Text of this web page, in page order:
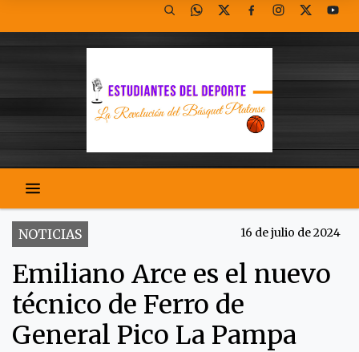
NOTICIAS 16 de julio de 2024
Emiliano Arce es el nuevo
técnico de Ferro de
General Pico La Pampa